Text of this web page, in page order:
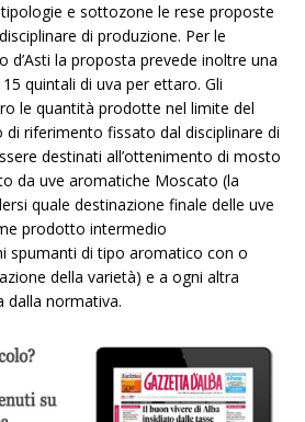
e sottozone le rese proposte
di produzione. Per le
d’Asti la proposta prevede inoltre una
quintali di uva per ettaro. Gli
le quantità prodotte nel limite del
riferimento fissato dal disciplinare di
destinati all’ottenimento di mosto
da uve aromatiche Moscato (la
quale destinazione finale delle uve
prodotto intermedio
spumanti di tipo aromatico con o
della varietà) e a ogni altra
dalla normativa.